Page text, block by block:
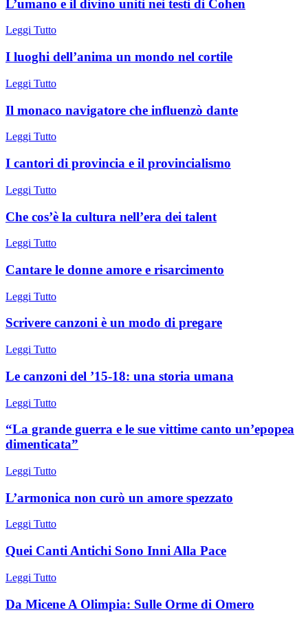
L’umano e il divino uniti nei testi di Cohen
Leggi Tutto
I luoghi dell’anima un mondo nel cortile
Leggi Tutto
Il monaco navigatore che influenzò dante
Leggi Tutto
I cantori di provincia e il provincialismo
Leggi Tutto
Che cos’è la cultura nell’era dei talent
Leggi Tutto
Cantare le donne amore e risarcimento
Leggi Tutto
Scrivere canzoni è un modo di pregare
Leggi Tutto
Le canzoni del ’15-18: una storia umana
Leggi Tutto
“La grande guerra e le sue vittime canto un’epopea
dimenticata”
Leggi Tutto
L’armonica non curò un amore spezzato
Leggi Tutto
Quei Canti Antichi Sono Inni Alla Pace
Leggi Tutto
Da Micene A Olimpia: Sulle Orme di Omero